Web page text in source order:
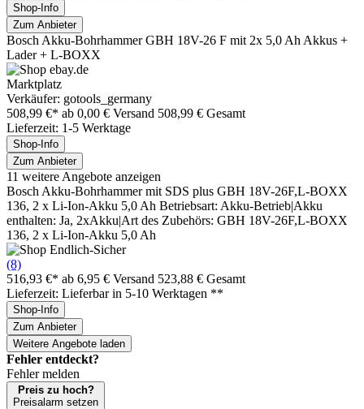
Shop-Info
Zum Anbieter
Bosch Akku-Bohrhammer GBH 18V-26 F mit 2x 5,0 Ah Akkus +
Lader + L-BOXX
Marktplatz
Verkäufer: gotools_germany
508,99 €* ab 0,00 € Versand 508,99 € Gesamt
Lieferzeit: 1-5 Werktage
Shop-Info
Zum Anbieter
11 weitere Angebote anzeigen
Bosch Akku-Bohrhammer mit SDS plus GBH 18V-26F,L-BOXX
136, 2 x Li-Ion-Akku 5,0 Ah Betriebsart: Akku-Betrieb|Akku
enthalten: Ja, 2xAkku|Art des Zubehörs: GBH 18V-26F,L-BOXX
136, 2 x Li-Ion-Akku 5,0 Ah
(8)
516,93 €* ab 6,95 € Versand 523,88 € Gesamt
Lieferzeit: Lieferbar in 5-10 Werktagen **
Shop-Info
Zum Anbieter
Weitere Angebote laden
Fehler entdeckt?
Fehler melden
Preis zu hoch?
Preisalarm setzen